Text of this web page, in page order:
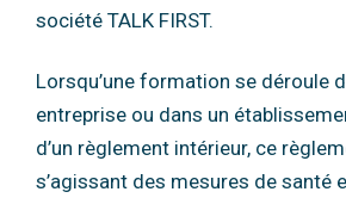
société TALK FIRST.
Lorsqu’une formation se déroule
entreprise ou dans un
d’un règlement intérieur, ce
s’agissant des mesures de santé